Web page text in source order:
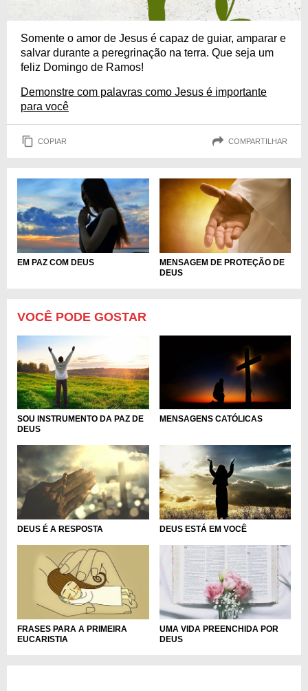
Somente o amor de Jesus é capaz de guiar, amparar e
salvar durante a peregrinação na terra. Que seja um
feliz Domingo de Ramos!
Demonstre com palavras como Jesus é importante
para você
COPIAR COMPARTILHAR
EM PAZ COM DEUS
MENSAGEM DE PROTEÇÃO DE
DEUS
VOCÊ PODE GOSTAR
SOU INSTRUMENTO DA PAZ DE
DEUS
MENSAGENS CATÓLICAS
DEUS É A RESPOSTA DEUS ESTÁ EM VOCÊ
FRASES PARA A PRIMEIRA
EUCARISTIA
UMA VIDA PREENCHIDA POR
DEUS